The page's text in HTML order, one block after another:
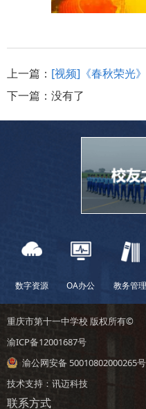
上一篇： [视频]《春秋荣光》
下一篇： 没有了
数字资源 OA办公 教务管理
重庆市第十一中学校 版权所有©
渝ICP备12001687号
渝公网安备 50010802000265号
技术支持： 讯迈科技
联系方式